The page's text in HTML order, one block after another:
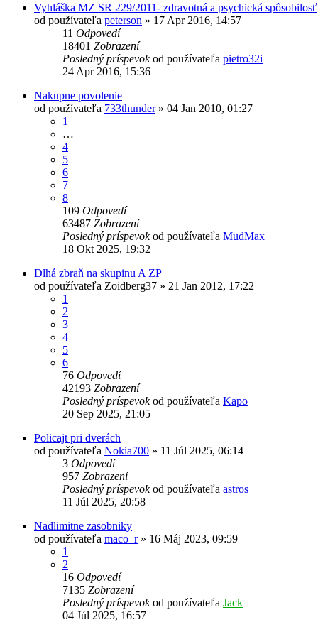
Vyhláška MZ SR 229/2011- zdravotná a psychická spôsobilosť
od používateľa peterson » 17 Apr 2016, 14:57
11 Odpovedí
18401 Zobrazení
Posledný príspevokod používateľa pietro32i
24 Apr 2016, 15:36
Nakupne povolenie
od používateľa 733thunder» 04 Jan 2010, 01:27
1
…
4
5
6
7
8
109 Odpovedí
63487 Zobrazení
Posledný príspevokod používateľa MudMax
18 Okt 2025, 19:32
Dlhá zbraň na skupinu A ZP
od používateľa Zoidberg37 » 21 Jan 2012, 17:22
1
2
3
4
5
6
76 Odpovedí
42193 Zobrazení
Posledný príspevokod používateľa Kapo
20 Sep 2025, 21:05
Policajt pri dverách
od používateľa Nokia700 » 11 Júl 2025, 06:14
3 Odpovedí
957 Zobrazení
Posledný príspevokod používateľa astros
11 Júl 2025, 20:58
Nadlimitne zasobniky
od používateľa maco_r» 16 Máj 2023, 09:59
1
2
16 Odpovedí
7135 Zobrazení
Posledný príspevokod používateľa Jack
04 Júl 2025, 16:57